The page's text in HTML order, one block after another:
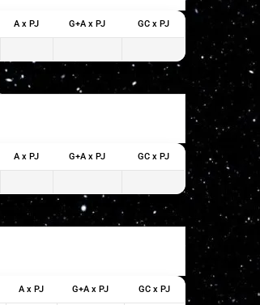
A x PJ G+A x PJ GC x PJ
A x PJ G+A x PJ GC x PJ
A x PJ G+A x PJ GC x PJ